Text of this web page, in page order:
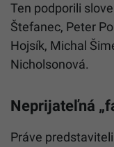
Ten podporili
Štefanec, Peter
Hojsík, Michal
Nicholsonová.
Neprijateľná
Práve